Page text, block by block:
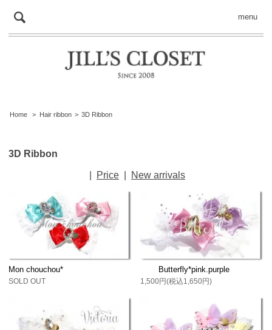
menu
Home > Hair ribbon > 3D Ribbon
3D Ribbon
Price New arrivals
Mon chouchou*
SOLD OUT
Butterfly*pink.purple
1,500円(税込1,650円)